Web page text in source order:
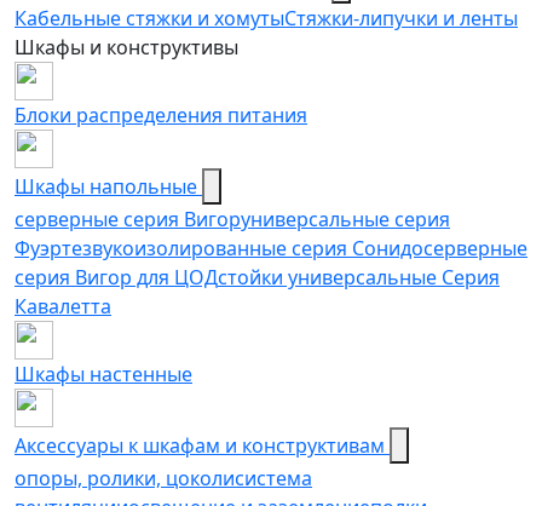
Кабельные стяжки и хомутыСтяжки-липучки и ленты
Шкафы и конструктивы
Блоки распределения питания
Шкафы напольные
серверные серия Вигоруниверсальные серия
Фуэртезвукоизолированные серия Сонидосерверные
серия Вигор для ЦОДстойки универсальные Серия
Кавалетта
Шкафы настенные
Аксессуары к шкафам и конструктивам
опоры, ролики, цоколиcистема